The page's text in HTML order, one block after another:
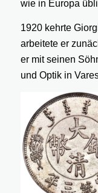
wie in Europa
1920 kehrte
arbeitete er
er mit seinen
und Optik in